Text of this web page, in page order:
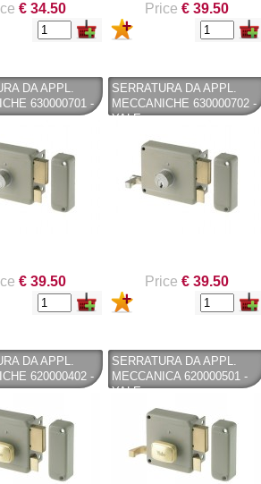
€ 34.50 Price € 39.50
DA APPL.
630000701 -
€ 39.50
SERRATURA DA APPL.
MECCANICHE 630000702 -
YALE
Price € 39.50
DA APPL.
620000402 -
SERRATURA DA APPL.
MECCANICA 620000501 -
YALE